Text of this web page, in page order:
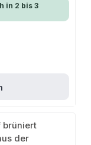
in 2 bis 3